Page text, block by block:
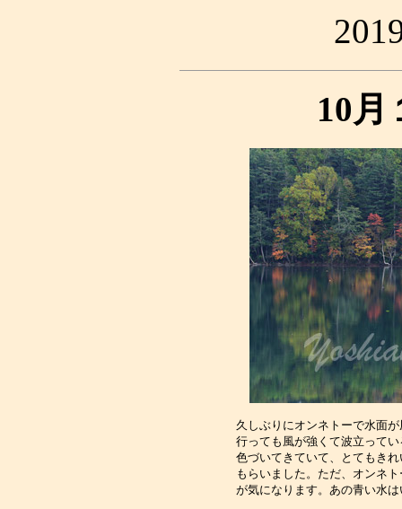
10月
久しぶりにオンネトーで水面
行っても風が強くて波立って
色づいてきていて、とてもき
もらいました。ただ、オンネ